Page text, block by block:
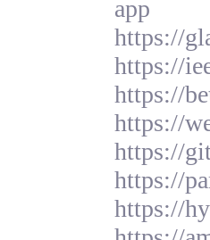
app
https://
https://
https://
https://
https://
https://
https://